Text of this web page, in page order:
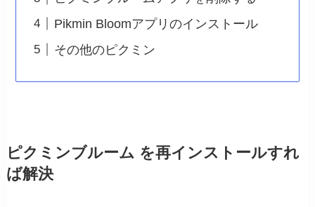
Pikmin Bloomアプリのインストール
その他のピクミン
ピクミンブルーム を再インストールすれ
ば解決